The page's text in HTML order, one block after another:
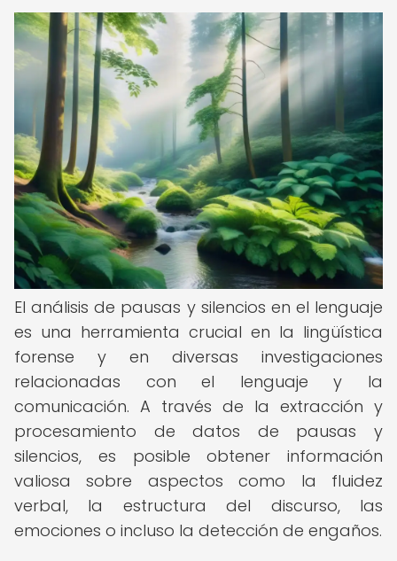
El análisis de pausas y silencios en el lenguaje
es una herramienta crucial en la lingüística
forense y en diversas investigaciones
relacionadas con el lenguaje y la
comunicación. A través de la extracción y
procesamiento de datos de pausas y
silencios, es posible obtener información
valiosa sobre aspectos como la fluidez
verbal, la estructura del discurso, las
emociones o incluso la detección de engaños.